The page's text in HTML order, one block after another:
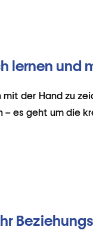
lernen und
der Hand zu
– es geht um die